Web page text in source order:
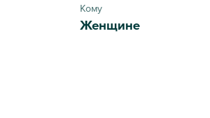
Кому
Женщине